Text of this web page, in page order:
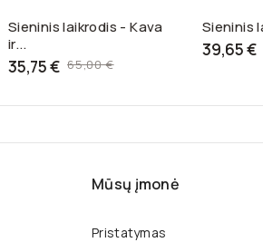
Sieninis laikrodis - Kava
ir...
35,75 € Bazinė
65,00 €
Sieninis
39,65 €
Mūsų įmonė
Pristatymas